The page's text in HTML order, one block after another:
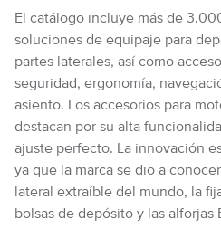
El catálogo incluye más de
soluciones de equipaje para
partes laterales, así como
seguridad, ergonomía,
asiento. Los accesorios para
destacan por su alta
ajuste perfecto. La innovación
ya que la marca se dio a
lateral extraíble del mundo, la
bolsas de depósito y las alforjas